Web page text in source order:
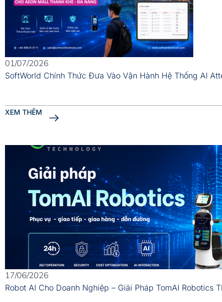
01/07/2026
SoftWorld Chính Thức Đưa Vào Vận Hành Hệ Thống AI
XEM THÊM
17/06/2026
Robot AI Cho Doanh Nghiệp – Giải Pháp TomAI Robotics